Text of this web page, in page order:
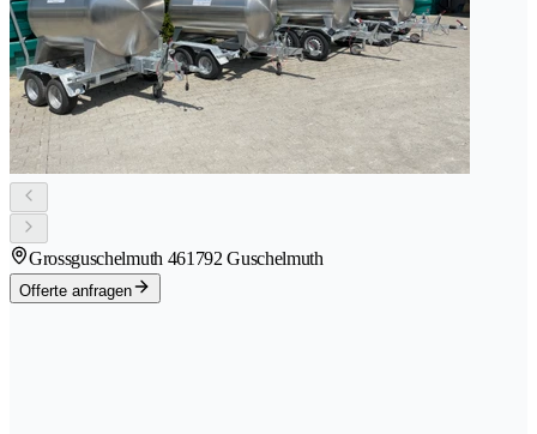
Grossguschelmuth 461792 Guschelmuth
Offerte anfragen